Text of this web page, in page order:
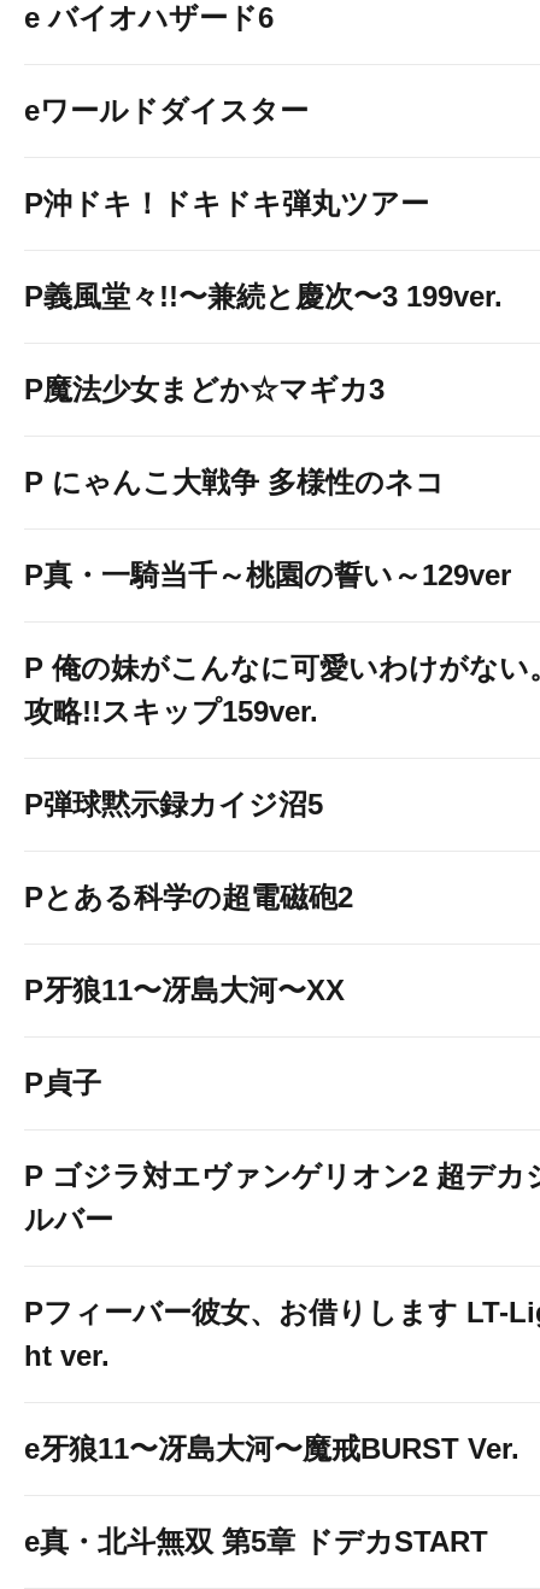
e バイオハザード6
eワールドダイスター
P沖ドキ！ドキドキ弾丸ツアー
P義風堂々!!〜兼続と慶次〜3 199ver.
P魔法少女まどか☆マギカ3
P にゃんこ大戦争 多様性のネコ
P真・一騎当千～桃園の誓い～129ver
P 俺の妹がこんなに可愛いわけがない
攻略!!スキップ159ver.
P弾球黙示録カイジ沼5
Pとある科学の超電磁砲2
P牙狼11〜冴島大河〜XX
P貞子
P ゴジラ対エヴァンゲリオン2 超デカ
ルバー
Pフィーバー彼女、お借りします LT-
ht ver.
e牙狼11〜冴島大河〜魔戒BURST Ver.
e真・北斗無双 第5章 ドデカSTART